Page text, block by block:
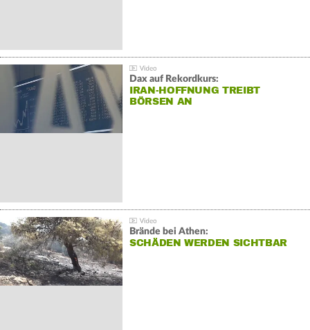
Dax auf Rekordkurs:
IRAN-HOFFNUNG TREIBT
BÖRSEN AN
Brände bei Athen:
SCHÄDEN WERDEN SICHTBAR